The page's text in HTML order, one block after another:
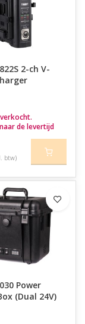
2-ch V-
de levertijd
btw)
Power
(Dual 24V)